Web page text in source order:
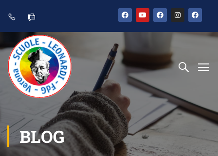
BLOG